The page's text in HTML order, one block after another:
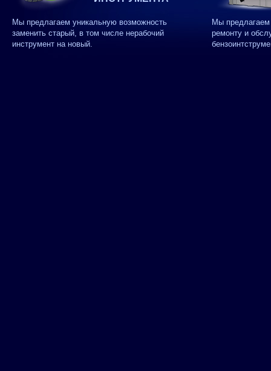
Мы предлагаем уникальную возможность
заменить старый, в том числе нерабочий
инструмент на новый.
Мы
ремонту и